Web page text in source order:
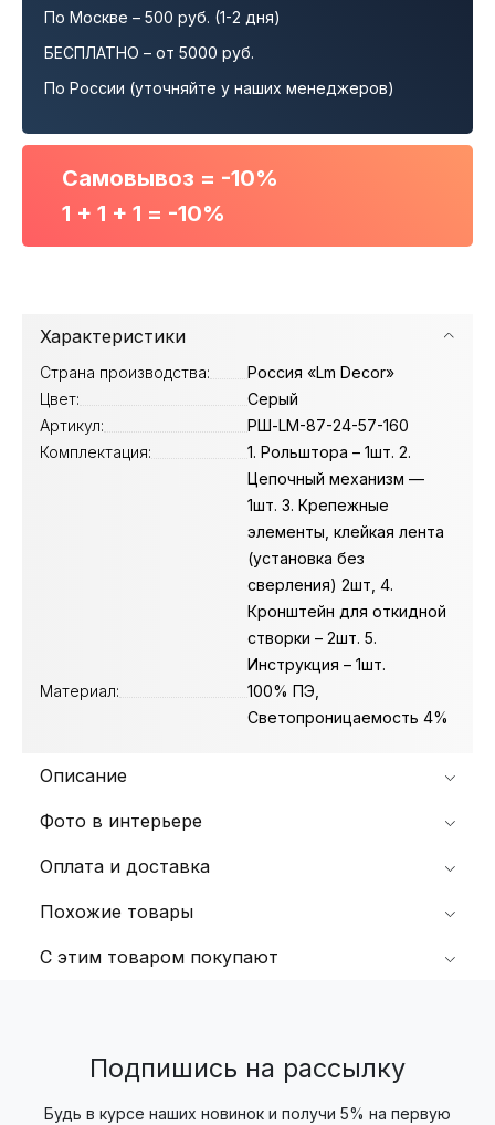
По Москве – 500 руб. (1-2 дня)
БЕСПЛАТНО – от 5000 руб.
По России (уточняйте у наших менеджеров)
Самовывоз = -10%
1 + 1 + 1 = -10%
С этим товаром покупают
Характеристики
Страна производства:
Россия «Lm Decor»
Цвет:
Серый
Артикул:
РШ-LM-87-24-57-160
Комплектация:
1. Рольштора – 1шт. 2.
Цепочный механизм —
1шт. 3. Крепежные
элементы, клейкая лента
(установка без
сверления) 2шт, 4.
Кронштейн для откидной
створки – 2шт. 5.
Инструкция – 1шт.
Материал:
100% ПЭ,
Светопроницаемость 4%
Описание
Фото в интерьере
Оплата и доставка
Похожие товары
Подпишись на рассылку
Будь в курсе наших новинок и получи 5% на первую